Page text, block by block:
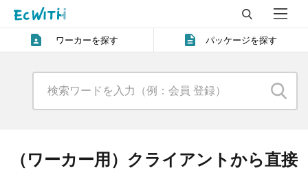
ワーカーを探す パッケージを探す
（ワーカー用）クライアントから直接